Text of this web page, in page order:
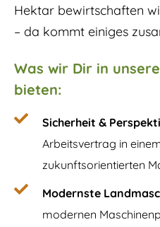
Hektar bewirtschaften
– da kommt einiges
Was wir Dir in
bieten:
Sicherheit &
Arbeitsvertrag in
zukunftsorientierten
Modernste
modernen